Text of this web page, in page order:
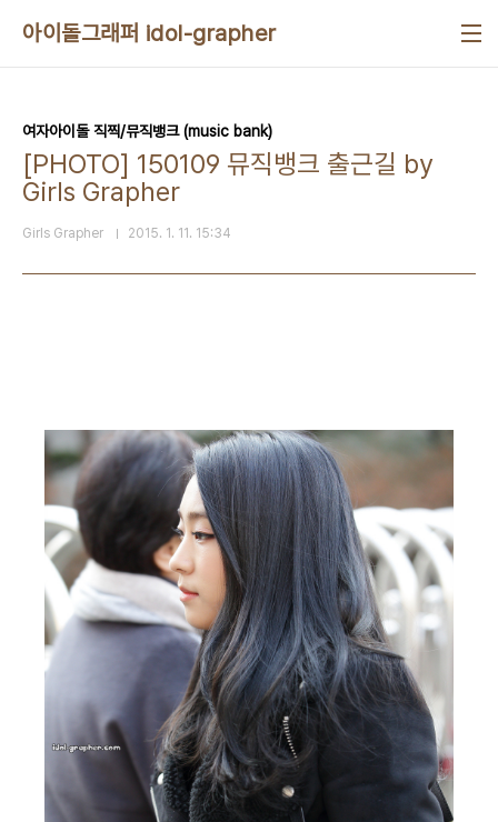
아이돌그래퍼 idol-grapher
여자아이돌 직찍/뮤직뱅크 (music bank)
[PHOTO] 150109 뮤직뱅크 출근길 by
Girls Grapher
Girls Grapher 2015. 1. 11. 15:34